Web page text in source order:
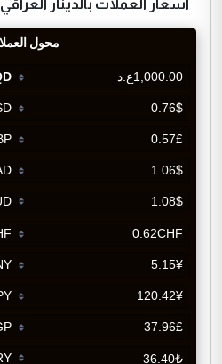
اسعار العملات بالدينار العراقي